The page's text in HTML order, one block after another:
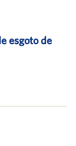
esgoto de